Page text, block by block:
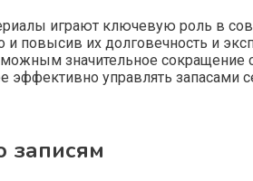
играют ключевую роль в
и повысив их долговечность и
значительное сокращение
эффективно управлять запасами
записям